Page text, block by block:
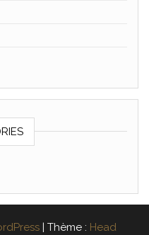
Thème : Head